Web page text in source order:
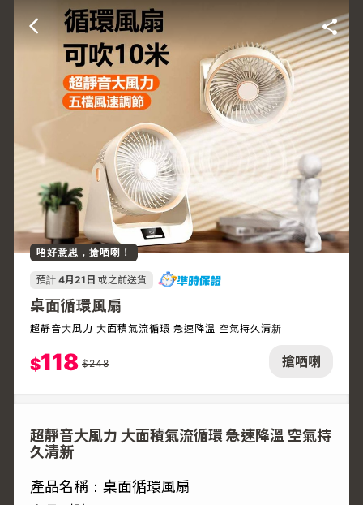
搶哂喇
唔好意思，搶哂喇！
預計 4月21日 或之前送貨
桌面循環風扇
超靜音大風力 大面積氣流循環 急速降溫 空氣持久清新
$118 $248
超靜音大風力 大面積氣流循環 急速降溫 空氣持
久清新
產品名稱：桌面循環風扇